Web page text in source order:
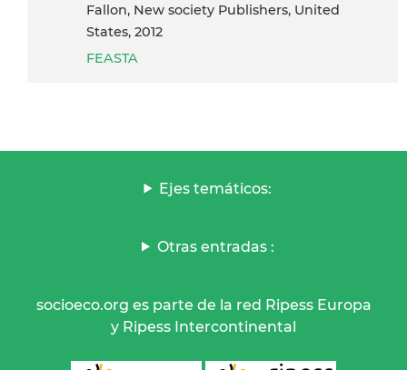
Fallon, New society Publishers, United
States, 2012
FEASTA
Ejes temáticos:
Otras entradas :
socioeco.org es parte de la red Ripess Europa
y Ripess Intercontinental